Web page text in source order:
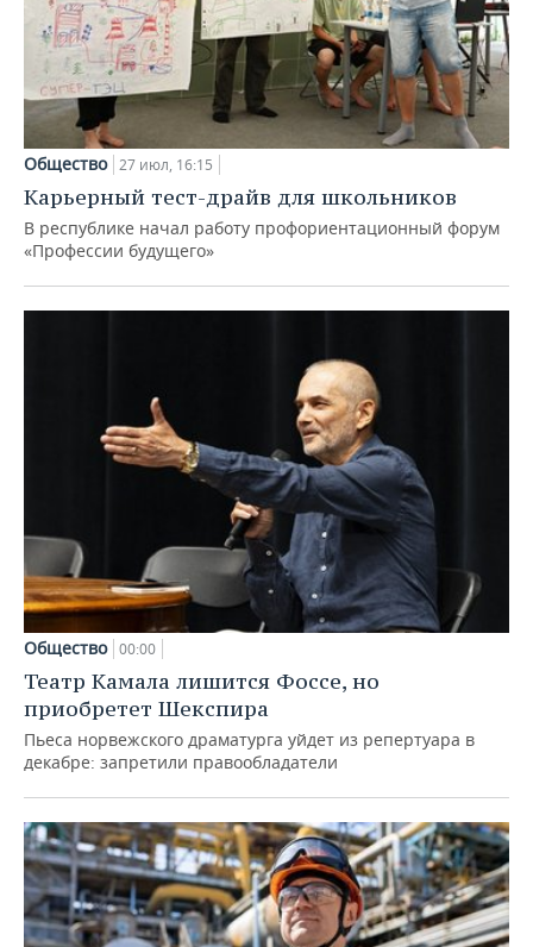
Общество 27 июл, 16:15
Карьерный тест-драйв для школьников
В республике начал работу профориентационный форум
«Профессии будущего»
Общество 00:00
Театр Камала лишится Фоссе, но
приобретет Шекспира
Пьеса норвежского драматурга уйдет из репертуара в
декабре: запретили правообладатели